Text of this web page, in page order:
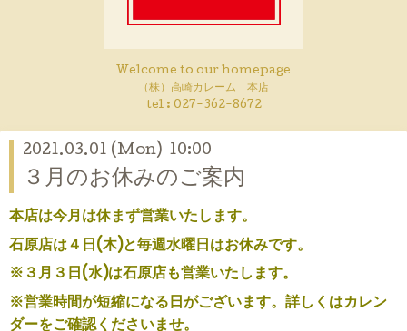
Welcome to our homepage
（株）高崎カレーム 本店
tel : 027-362-8672
2021.03.01 (Mon) 10:00
３月のお休みのご案内
本店は今月は休まず営業いたします。
石原店は４日(木)と毎週水曜日はお休みです。
※３月３日(水)は石原店も営業いたします。
※営業時間が短縮になる日がございます。詳しくはカレン
ダーをご確認くださいませ。